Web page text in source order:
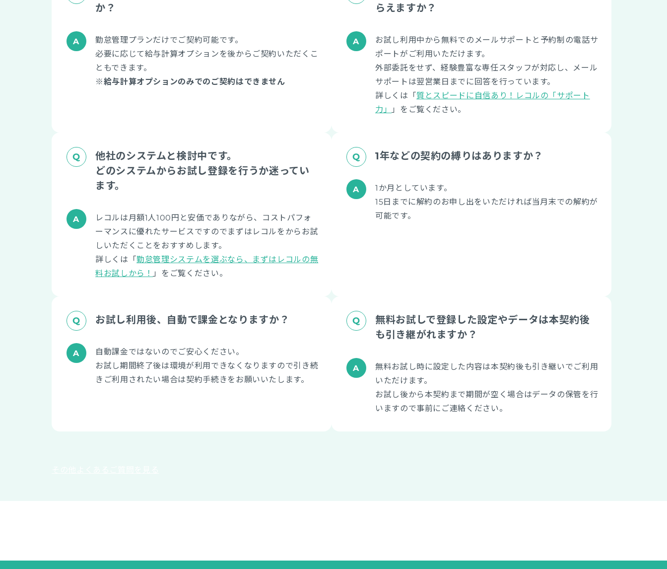
か？
勤怠管理プランだけでご契約可能です。
必要に応じて給与計算オプションを後からご契約いただくこ
ともできます。
※給与計算オプションのみでのご契約はできません
らえますか？
お試し利用中から無料でのメールサポートと予約制の電話サ
ポートがご利用いただけます。
外部委託をせず、経験豊富な専任スタッフが対応し、メール
サポートは翌営業日までに回答を行っています。
詳しくは「質とスピードに自信あり！レコルの「サポート
力」
」をご覧ください。
他社のシステムと検討中です。
どのシステムからお試し登録を行うか迷ってい
ます。
レコルは月額1人100円と安価でありながら、コストパフォ
ーマンスに優れたサービスですのでまずはレコルをからお試
しいただくことをおすすめします。
詳しくは「勤怠管理システムを選ぶなら、まずはレコルの無
料お試しから！ 」をご覧ください。
1年などの契約の縛りはありますか？
1か月としています。
15日までに解約のお申し出をいただければ当月末での解約が
可能です。
お試し利用後、自動で課金となりますか？
自動課金ではないのでご安心ください。
お試し期間終了後は環境が利用できなくなりますので引き続
きご利用されたい場合は契約手続きをお願いいたします。
無料お試しで登録した設定やデータは本契約後
も引き継がれますか？
無料お試し時に設定した内容は本契約後も引き継いでご利用
いただけます。
お試し後から本契約まで期間が空く場合はデータの保管を行
いますので事前にご連絡ください。